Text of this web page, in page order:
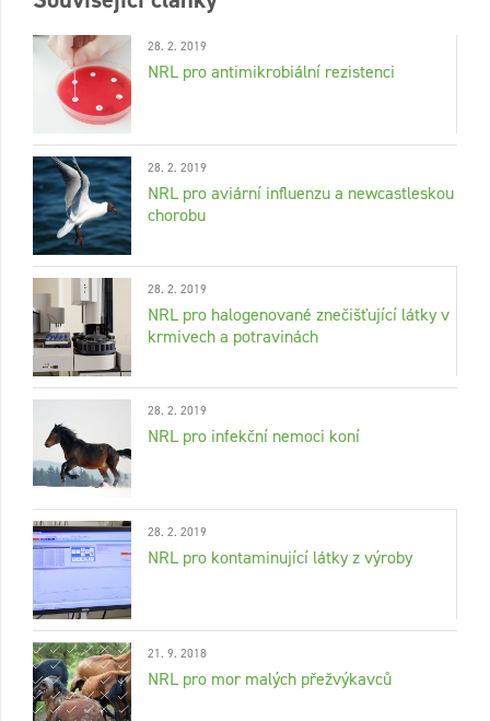
28. 2. 2019
NRL pro antimikrobiální rezistenci
28. 2. 2019
NRL pro aviární influenzu a newcastleskou
chorobu
28. 2. 2019
NRL pro halogenované znečišťující látky v
krmivech a potravinách
28. 2. 2019
NRL pro infekční nemoci koní
28. 2. 2019
NRL pro kontaminující látky z výroby
21. 9. 2018
NRL pro mor malých přežvýkavců